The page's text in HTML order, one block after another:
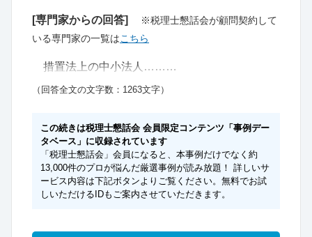
[専門家からの回答]
※税理士懇話会が顧問契約して
いる専門家の一覧はこちら
措置法上の中小法人………
（回答全文の文字数：1263文字）
この続きは税理士懇話会 会員限定コンテンツ「事例デー
タベース」に収録されています
「税理士懇話会」会員になると、本事例だけでなく約
13,000件のプロが悩んだ厳選事例が読み放題！ 詳しいサ
ービス内容は下記ボタンよりご覧ください。無料でお試
しいただけるIDもご案内させていただきます。